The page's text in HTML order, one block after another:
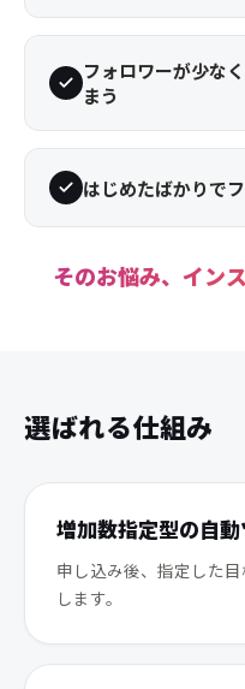
フォロワーが少な
まう
はじめたばかりで
そのお悩み、イン
選ばれる仕組み
増加数指定型の自
申し込み後、指定した
します。